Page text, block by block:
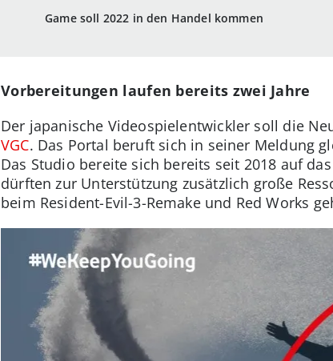
Game soll 2022 in den Handel kommen
Vorbereitungen laufen bereits zwei Jahre
Der japanische Videospielentwickler soll die
VGC. Das Portal beruft sich in seiner Meldung
Das Studio bereite sich bereits seit 2018 auf
dürften zur Unterstützung zusätzlich große
beim Resident-Evil-3-Remake und Red Works